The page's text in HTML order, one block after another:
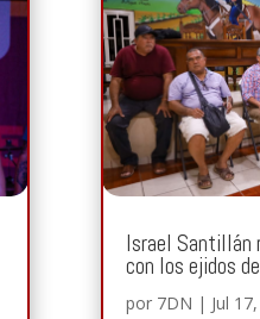
Israel Santillán
con los ejidos
por 7DN | Jul